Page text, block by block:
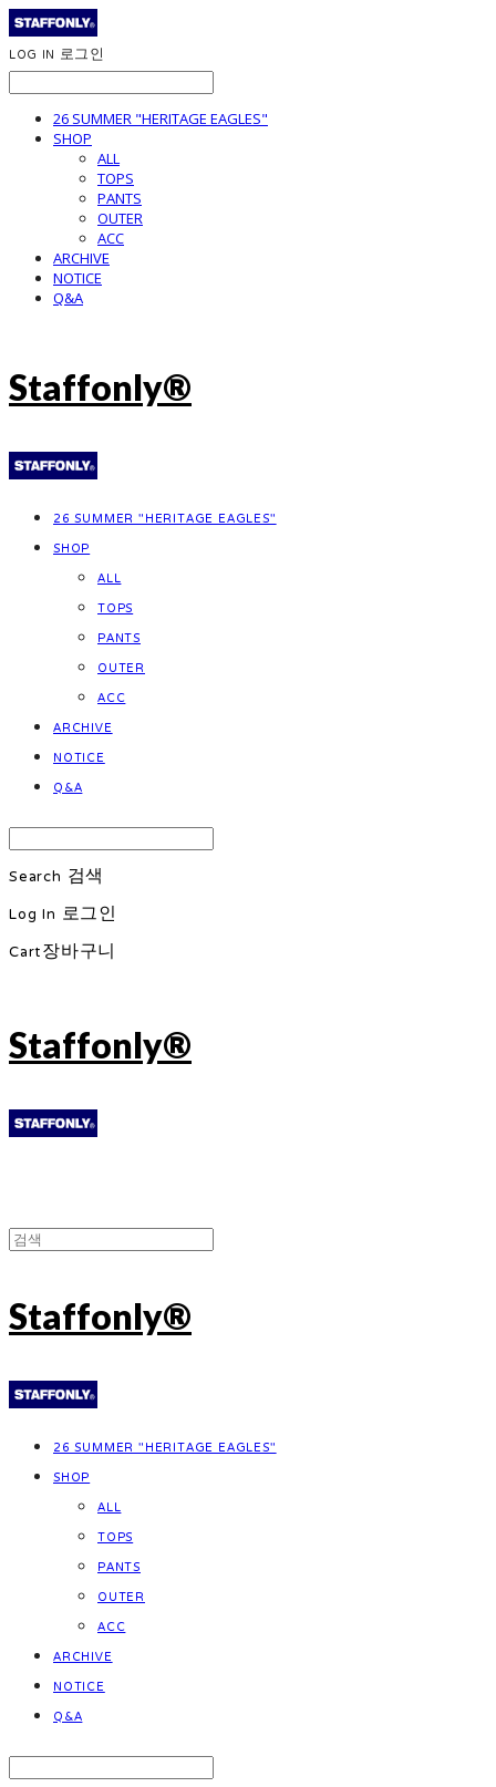
LOG IN 로그인
26 SUMMER "HERITAGE EAGLES"
SHOP
ALL
TOPS
PANTS
OUTER
ACC
ARCHIVE
NOTICE
Q&A
Staffonly®
26 SUMMER "HERITAGE EAGLES"
SHOP
ALL
TOPS
PANTS
OUTER
ACC
ARCHIVE
NOTICE
Q&A
Search 검색
Log In 로그인
Cart장바구니
Staffonly®
Staffonly®
26 SUMMER "HERITAGE EAGLES"
SHOP
ALL
TOPS
PANTS
OUTER
ACC
ARCHIVE
NOTICE
Q&A